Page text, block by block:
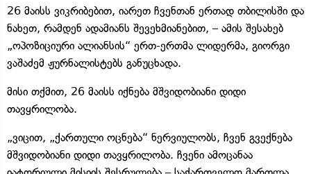
26 მაისს ვიკრიბებით, იარეთ ჩვენთან ერთად თბილისში და
ნახეთ, რამდენ ადამიანს შევეხმიანებით, – ამის შესახებ
„ოპოზიციური ალიანსის“ ერთ-ერთმა ლიდერმა, გიორგი
ვაშაძემ ჟურნალისტებს განუცხადა.
მისი თქმით, 26 მაისს იქნება მშვიდობიანი დიდი
თავყრილობა.
„ვიცით, „ქართული ოცნება“ ნერვიულობს, ჩვენ გვექნება
მშვიდობიანი დიდი თავყრილობა. ჩვენი ამოცანაა